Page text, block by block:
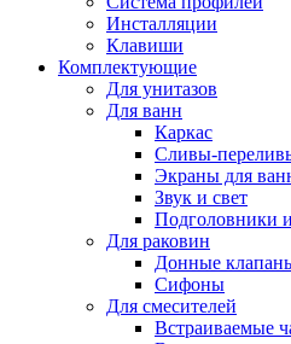
Инсталляции
Клавиши
Комплектующие
Для унитазов
Для ванн
Каркас
Сливы-
Экраны для
Звук и свет
Подголовники
Для раковин
Донные
Сифоны
Для смесителей
Встраиваемые